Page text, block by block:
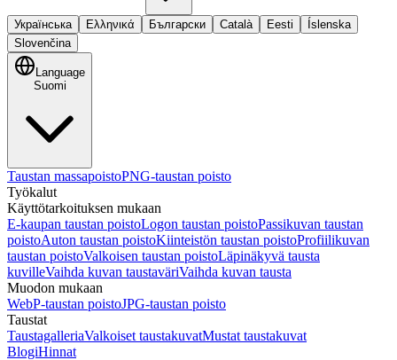
Українська Ελληνικά Български Català Eesti
Íslenska
Slovenčina
Language
Suomi
Taustan massapoistoPNG-taustan poisto
Työkalut
Käyttötarkoituksen mukaan
E-kaupan taustan poistoLogon taustan poistoPassikuvan taustan
poistoAuton taustan poistoKiinteistön taustan poistoProfiilikuvan
taustan poistoValkoisen taustan poistoLäpinäkyvä tausta
kuvilleVaihda kuvan taustaväriVaihda kuvan tausta
Muodon mukaan
WebP-taustan poistoJPG-taustan poisto
Taustat
TaustagalleriaValkoiset taustakuvatMustat taustakuvat
BlogiHinnat